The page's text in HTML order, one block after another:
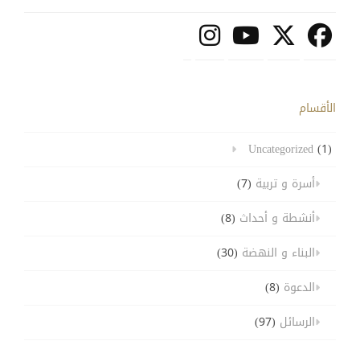
الأقسام
Uncategorized(1)
أسرة و تربية (7)
أنشطة و أحداث (8)
البناء و النهضة (30)
الدعوة (8)
الرسائل (97)